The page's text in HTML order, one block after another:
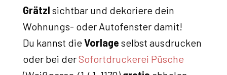
Grätzl sichtbar und dekoriere dein
Wohnungs- oder Autofenster damit!
Du kannst dieVorlage selbst ausdrucken
oder bei derSofortdruckerei Püsche